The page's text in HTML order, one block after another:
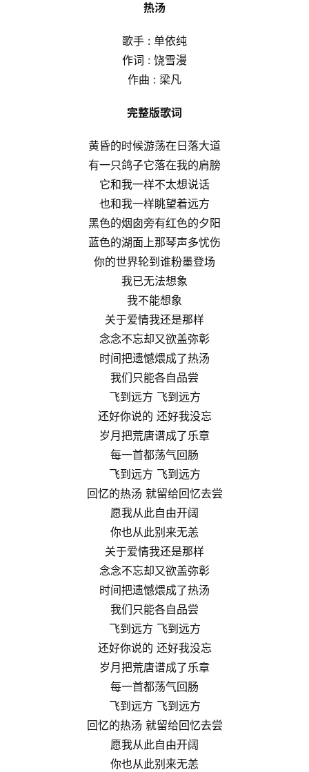
热汤
歌手 : 单依纯
作词 : 饶雪漫
作曲 : 梁凡
完整版歌词
黄昏的时候游荡在日落大道
有一只鸽子它落在我的肩膀
它和我一样不太想说话
也和我一样眺望着远方
黑色的烟囱旁有红色的夕阳
蓝色的湖面上那琴声多忧伤
你的世界轮到谁粉墨登场
我已无法想象
我不能想象
关于爱情我还是那样
念念不忘却又欲盖弥彰
时间把遗憾煨成了热汤
我们只能各自品尝
飞到远方 飞到远方
还好你说的 还好我没忘
岁月把荒唐谱成了乐章
每一首都荡气回肠
飞到远方 飞到远方
回忆的热汤 就留给回忆去尝
愿我从此自由开阔
你也从此别来无恙
关于爱情我还是那样
念念不忘却又欲盖弥彰
时间把遗憾煨成了热汤
我们只能各自品尝
飞到远方 飞到远方
还好你说的 还好我没忘
岁月把荒唐谱成了乐章
每一首都荡气回肠
飞到远方 飞到远方
回忆的热汤 就留给回忆去尝
愿我从此自由开阔
你也从此别来无恙